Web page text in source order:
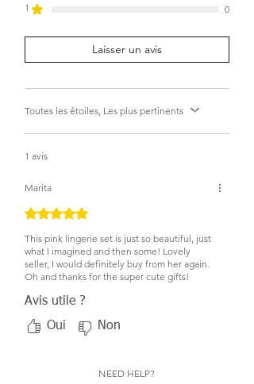
1
0
Laisser un avis
Toutes les étoiles, Les plus pertinents
1 avis
Marita
Noté 5 sur 5.
This pink lingerie set is just so beautiful, just
what I imagined and then some! Lovely
seller, I would definitely buy from her again.
Oh and thanks for the super cute gifts!
Avis utile ?
Oui
Non
NEED HELP?